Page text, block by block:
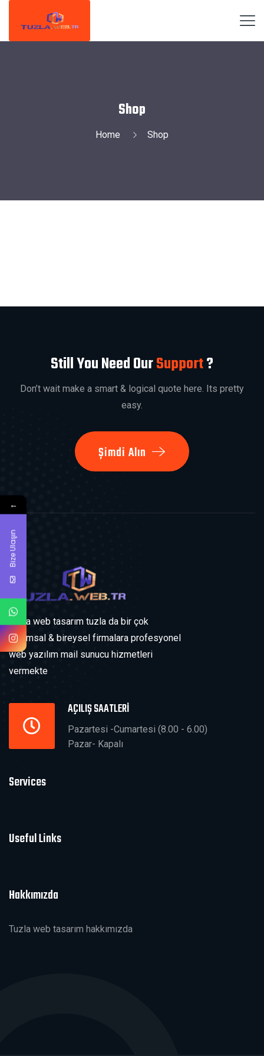
Shop
Home Shop
Still You Need OurSupport?
Don’t wait make a smart & logical quote here. Its pretty
easy.
Şimdi Alın
Tuzla web tasarım tuzla da bir çok
kurumsal & bireysel firmalara profesyonel
web yazılım mail sunucu hizmetleri
vermekte
AÇILIŞ SAATLERİ
Pazartesi -Cumartesi (8.00 - 6.00)
Pazar- Kapalı
Services
Useful Links
Hakkımızda
Tuzla web tasarım hakkımızda
←
Bize Ulaşın